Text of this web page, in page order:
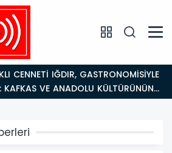
VE ANADOLU KÜLTÜRÜNÜN
NOKTASI